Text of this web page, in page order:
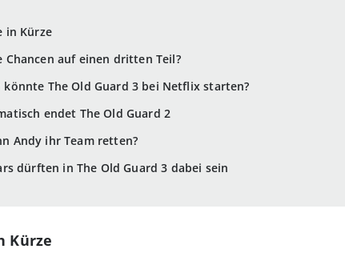
in Kürze
Chancen auf einen dritten Teil?
könnte The Old Guard 3 bei Netflix starten?
endet The Old Guard 2
Andy ihr Team retten?
dürften in The Old Guard 3 dabei sein
Kürze